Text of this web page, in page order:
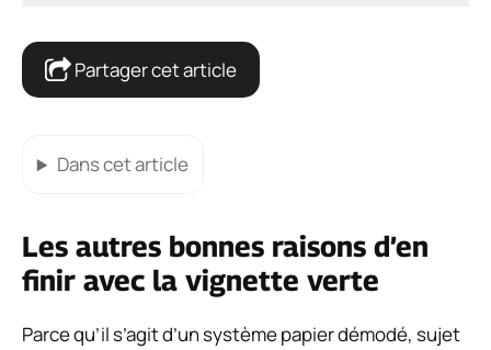
Partager cet article
Dans cet article
Les autres bonnes raisons d’en
finir avec la vignette verte
Parce qu’il s’agit d’un système papier démodé, sujet